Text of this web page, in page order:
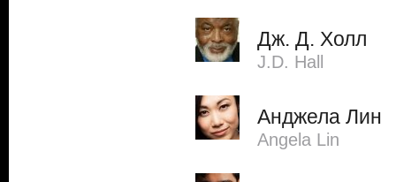
Дж. Д. Холл
J.D. Hall
Анджела Лин
Angela Lin